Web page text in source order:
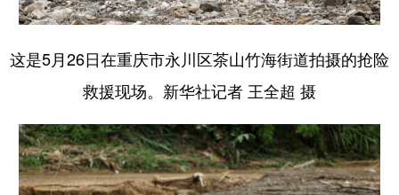
这是5月26日在重庆市永川区茶山竹海街道拍摄的抢险
救援现场。新华社记者 王全超 摄